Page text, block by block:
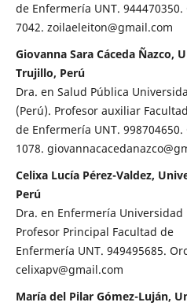
de Enfermería UNT.
7042. zoilaeleiton@gmail.com
Giovanna Sara Cáceda Ñazco,
Trujillo, Perú
Dra. en Salud Pública
(Perú). Profesor auxiliar Facultad
de Enfermería UNT.
1078.
Celixa Lucía Pérez-Valdez,
Perú
Dra. en Enfermería
Profesor Principal Facultad de
Enfermería UNT. 949495685.
celixapv@gmail.com
María del Pilar Gómez-Luján,